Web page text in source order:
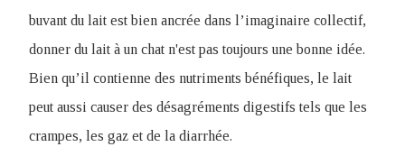
buvant du lait est bien ancrée dans l’imaginaire collectif,
donner du lait à un chat n'est pas toujours une bonne idée.
Bien qu’il contienne des nutriments bénéfiques, le lait
peut aussi causer des désagréments digestifs tels que les
crampes, les gaz et de la diarrhée.